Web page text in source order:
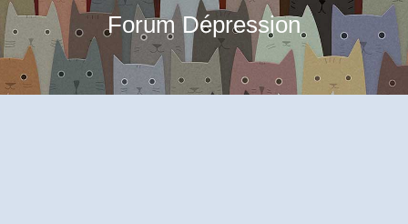
Forum Dépression